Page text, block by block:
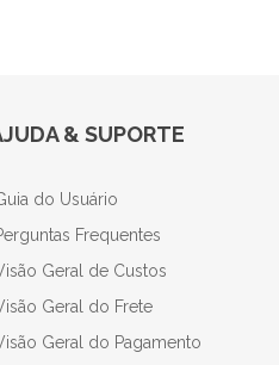
& SUPORTE
do Usuário
Frequentes
Geral de Custos
Geral do Frete
Geral do Pagamento